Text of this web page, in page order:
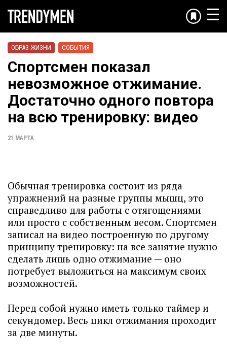
☰
ОБРАЗ ЖИЗНИ СОБЫТИЯ
Спортсмен показал
невозможное отжимание.
Достаточно одного повтора
на всю тренировку: видео
21 МАРТА
Обычная тренировка состоит из ряда
упражнений на разные группы мышц, это
справедливо для работы с отягощениями
или просто с собственным весом. Спортсмен
записал на видео построенную по другому
принципу тренировку: на все занятие нужно
сделать лишь одно отжимание — оно
потребует выложиться на максимум своих
возможностей.
Перед собой нужно иметь только таймер и
секундомер. Весь цикл отжимания проходит
за две минуты.